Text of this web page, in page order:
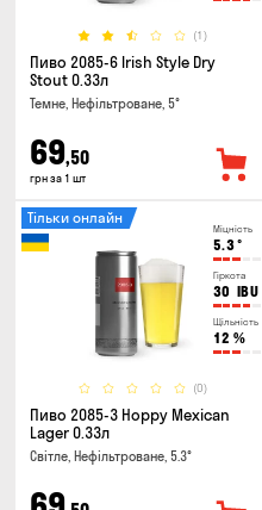
(1)
Пиво 2085-6 Irish Style Dry
Stout 0.33л
Темне, Нефільтроване, 5°
69,50
грн за 1 шт
Міцність
5.3°
Гіркота
30 IBU
Щільність
12 %
(0)
Тільки онлайн
Пиво 2085-3 Hoppy Mexican
Lager 0.33л
Світле, Нефільтроване, 5.3°